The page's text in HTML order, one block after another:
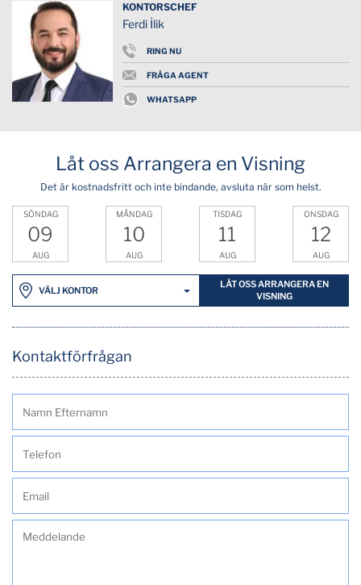
KONTORSCHEF
Ferdi İlik
RING NU
FRÅGA AGENT
WHATSAPP
Låt oss Arrangera en Visning
Det är kostnadsfritt och inte bindande, avsluta när som helst.
SÖNDAG
09
AUG
MÅNDAG
10
AUG
TISDAG
11
AUG
ONSDAG
12
AUG
VÄLJ KONTOR
LÅT OSS ARRANGERA EN
VISNING
Kontaktförfrågan